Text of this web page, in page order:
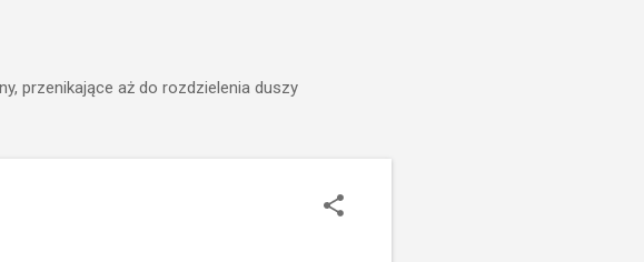
przenikające aż do rozdzielenia duszy